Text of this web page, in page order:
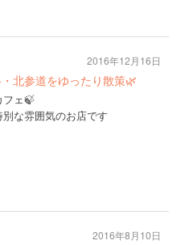
北参道をゆったり散策🌿
フェ🍃
な雰囲気のお店です
2016年12月16日
2016年8月10日